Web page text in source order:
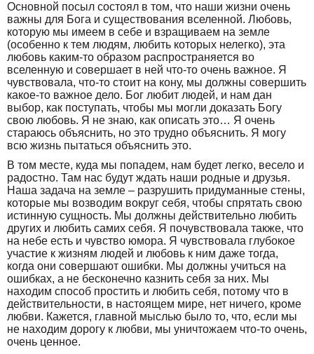
Основной посыл состоял в том, что наши жизни очень
важны для Бога и существования вселенной. Любовь,
которую мы имеем в себе и взращиваем на земле
(особенно к тем людям, любить которых нелегко), эта
любовь каким-то образом распространяется во
вселенную и совершает в ней что-то очень важное. Я
чувствовала, что-то стоит на кону, мы должны совершить
какое-то важное дело. Бог любит людей, и нам дан
выбор, как поступать, чтобы мы могли доказать Богу
свою любовь. Я не знаю, как описать это… Я очень
стараюсь объяснить, но это трудно объяснить. Я могу
всю жизнь пытаться объяснить это.
В том месте, куда мы попадем, нам будет легко, весело и
радостно. Там нас будут ждать наши родные и друзья.
Наша задача на земле – разрушить придуманные стены,
которые мы возводим вокруг себя, чтобы спрятать свою
истинную сущность. Мы должны действительно любить
других и любить самих себя. Я почувствовала также, что
на небе есть и чувство юмора. Я чувствовала глубокое
участие к жизням людей и любовь к ним даже тогда,
когда они совершают ошибки. Мы должны учиться на
ошибках, а не бесконечно казнить себя за них. Мы
находим способ простить и любить себя, потому что в
действительности, в настоящем мире, нет ничего, кроме
любви. Кажется, главной мыслью было то, что, если мы
не находим дорогу к любви, мы уничтожаем что-то очень,
очень ценное.